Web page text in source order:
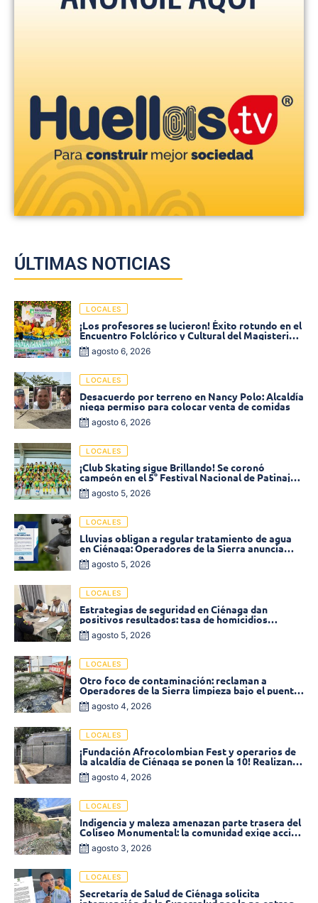
ÚLTIMAS NOTICIAS
LOCALES
¡Los profesores se lucieron! Éxito rotundo en el
Encuentro Folclórico y Cultural del Magisterio
2026 en Ciénaga
agosto 6, 2026
LOCALES
Desacuerdo por terreno en Nancy Polo: Alcaldía
niega permiso para colocar venta de comidas
agosto 6, 2026
LOCALES
¡Club Skating sigue Brillando! Se coronó
campeón en el 5° Festival Nacional de Patinaje
«Soledad sobre Ruedas»
agosto 5, 2026
LOCALES
Lluvias obligan a regular tratamiento de agua
en Ciénaga: Operadores de la Sierra anuncia
baja presión en varios sectores
agosto 5, 2026
LOCALES
Estrategias de seguridad en Ciénaga dan
positivos resultados: tasa de homicidios
disminuyó un 58% en 2026
agosto 5, 2026
LOCALES
Otro foco de contaminación: reclaman a
Operadores de la Sierra limpieza bajo el puente
de la calle 19 con carrera 11
agosto 4, 2026
LOCALES
¡Fundación Afrocolombian Fest y operarios de
la alcaldía de Ciénaga se ponen la 10! Realizan
limpieza de la parte posterior del Coliseo
Monumental
agosto 4, 2026
LOCALES
Indigencia y maleza amenazan parte trasera del
Coliseo Monumental: la comunidad exige acción
inmediata!
agosto 3, 2026
LOCALES
Secretaría de Salud de Ciénaga solicita